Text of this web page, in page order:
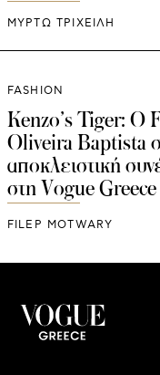
ΜΥΡΤΩ ΤΡΙΧΕΙΛΗ
FASHION
Kenzo’s Tiger: Ο
Oliveira Baptista
αποκλειστική
στη Vogue Greece
FILEP MOTWARY